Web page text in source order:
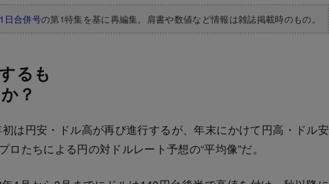
日合併号の第1特集を基に再編集。肩書や数値など情報は雑誌掲載時のもの。
るも
？
は円安・ドル高が再び進行するが、年末にかけて円高・ドル安
たちによる円の対ドルレート予想の“平均像”だ。